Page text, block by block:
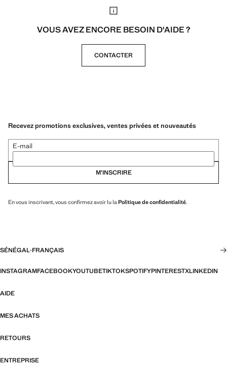
VOUS AVEZ ENCORE BESOIN D'AIDE ?
CONTACTER
Recevez promotions exclusives, ventes privées et nouveautés
E-mail
M’INSCRIRE
En vous inscrivant, vous confirmez avoir lu la Politique de confidentialité.
SÉNÉGAL·FRANÇAIS
INSTAGRAMFACEBOOKYOUTUBETIKTOKSPOTIFYPINTERESTXLINKEDIN
AIDE
MES ACHATS
RETOURS
ENTREPRISE